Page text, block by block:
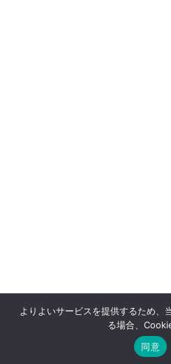
よりよいサービスを提供するため
る場合、
同意